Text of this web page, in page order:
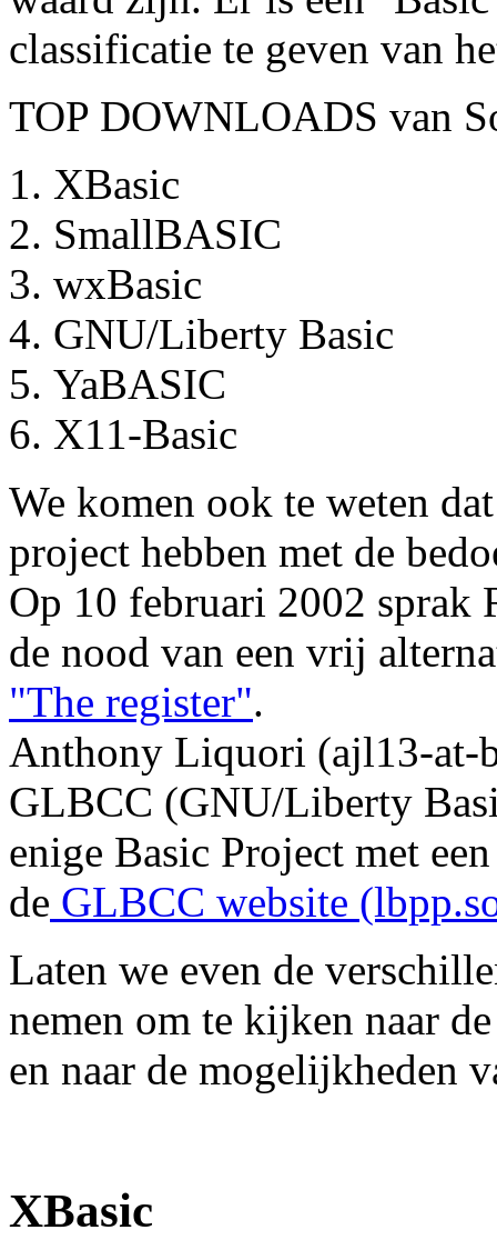
classificatie te geven van
TOP DOWNLOADS van
XBasic
SmallBASIC
wxBasic
GNU/Liberty Basic
YaBASIC
X11-Basic
We komen ook te weten
project hebben met de
Op 10 februari 2002 sprak
de nood van een vrij
"The register".
Anthony Liquori (ajl13-at-
GLBCC (GNU/Liberty
enige Basic Project met
de GLBCC website
Laten we even de
nemen om te kijken naar
en naar de mogelijkheden
XBasic